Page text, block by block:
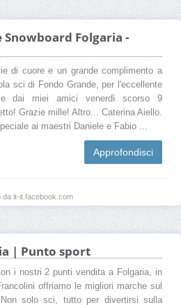
Snowboard Folgaria -
di cuore e un grande complimento a
sci di Fondo Grande, per l'eccellente
dai miei amici venerdì scorso 9
Grazie mille! Altro... Caterina Aiello.
ai maestri Daniele e Fabio ...
Approfondisci
da it-it.facebook.com
| Punto sport
i nostri 2 punti vendita a Folgaria, in
offriamo le migliori marche sul
solo sci, tutto per divertirsi sulla